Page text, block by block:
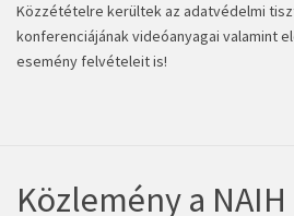
Közzétételre kerültek az adatvédelmi
konferenciájának videóanyagai valamint
esemény felvételeit is!
Közlemény a NAIH